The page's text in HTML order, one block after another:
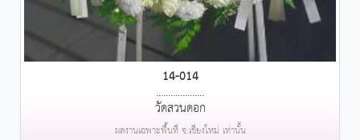
14-014
....................
วัดสวนดอก
ผลงานเฉพาะพื้นที่ จ.เชียงใหม่ เท่านั้น